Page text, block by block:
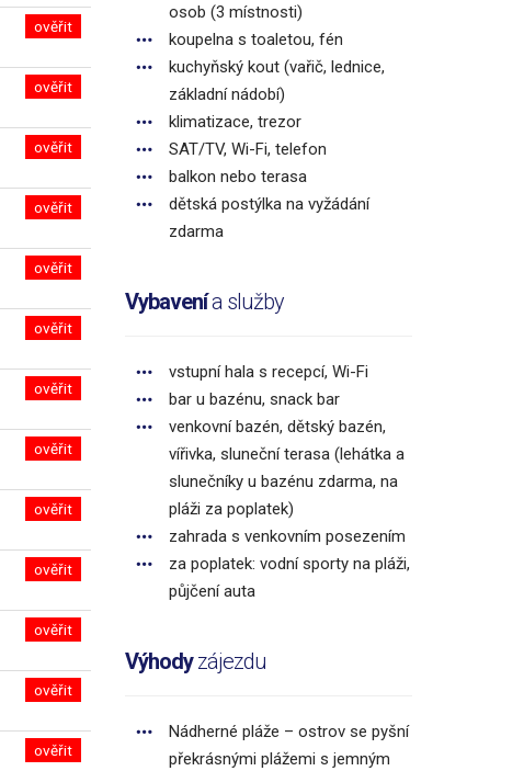
ověřit
ověřit
ověřit
ověřit
ověřit
ověřit
ověřit
ověřit
ověřit
ověřit
ověřit
ověřit
ověřit
osob (3 místnosti)
koupelna s toaletou, fén
kuchyňský kout (vařič, lednice,
základní nádobí)
klimatizace, trezor
SAT/TV, Wi-Fi, telefon
balkon nebo terasa
dětská postýlka na vyžádání
zdarma
Vybavenía služby
vstupní hala s recepcí, Wi-Fi
bar u bazénu, snack bar
venkovní bazén, dětský bazén,
vířivka, sluneční terasa (lehátka a
slunečníky u bazénu zdarma, na
pláži za poplatek)
zahrada s venkovním posezením
za poplatek: vodní sporty na pláži,
půjčení auta
Výhodyzájezdu
Nádherné pláže – ostrov se pyšní
překrásnými plážemi s jemným